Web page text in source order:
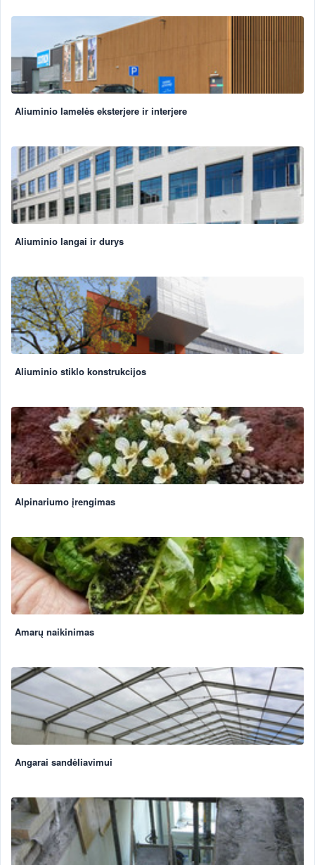
Aliuminio lamelės eksterjere ir interjere
Aliuminio langai ir durys
Aliuminio stiklo konstrukcijos
Alpinariumo įrengimas
Amarų naikinimas
Angarai sandėliavimui